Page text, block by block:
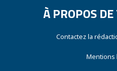
À PROPOS
Contactez la
Mentions